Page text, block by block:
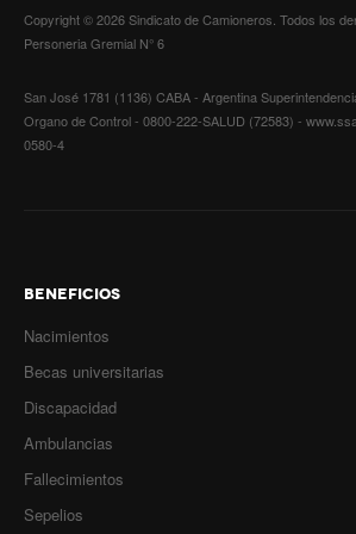
Noticias de Delegaciones y Seccionales
Memoria histórica
Notas
Buscar
Secretarías
Secretaría general
Secretaría general adjunta
Secretaría de actas
Correo electrónico*
Asunto*
Captcha*
Envíeme una copia
Copyright © 2026 Sindicato de Camioneros. Todos los
Personeria Gremial N° 6
San José 1781 (1136) CABA - Argentina
Organo de Control - 0800-222-SALUD (72583) -
0580-4
BENEFICIOS
Nacimientos
Becas universitarias
Discapacidad
Ambulancias
Fallecimientos
Sepelios